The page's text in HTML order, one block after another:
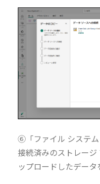
⑥「ファイル システム
接続済みのストレー
ップロードしたデータ